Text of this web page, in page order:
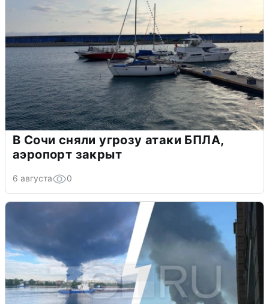
В Сочи сняли угрозу атаки БПЛА,
аэропорт закрыт
6 августа 0